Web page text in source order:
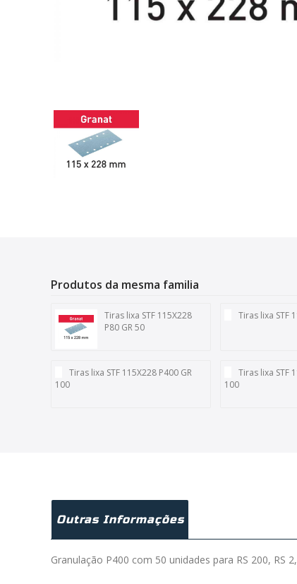
Produtos da mesma familia
Tiras lixa STF 115X228
P80 GR 50
Tiras lixa STF
Tiras lixa STF 115X228 P400 GR
100
Tiras lixa STF
100
Outras Informações
Granulação P400 com 50 unidades para RS 200, RS